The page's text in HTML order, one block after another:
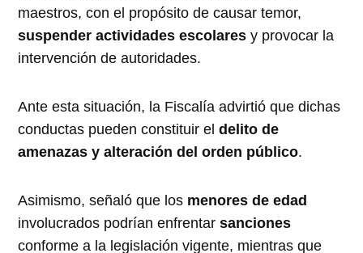
maestros, con el propósito de causar temor,
suspender actividades escolares y provocar la
intervención de autoridades.
Ante esta situación, la Fiscalía advirtió que dichas
conductas pueden constituir eldelito de
amenazas y alteración del orden público.
Asimismo, señaló que los menores de edad
involucrados podrían enfrentarsanciones
conforme a la legislación vigente, mientras que